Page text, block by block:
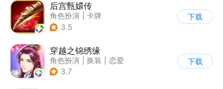
后宫甄嬛传
角色扮演
卡牌
| 架空历史
3.5
下载
穿越之锦绣缘
角色扮演 换装
恋爱
| 女性向
3.7
下载